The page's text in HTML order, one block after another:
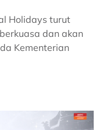
Holidays turut
dan akan
Kementerian